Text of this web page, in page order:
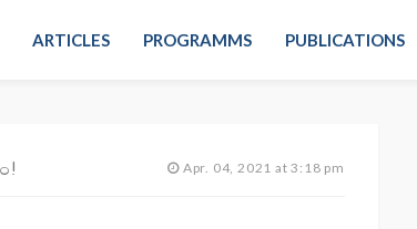
ARTICLES PROGRAMMS PUBLICATIONS
Apr. 04, 2021 at 3:18 pm